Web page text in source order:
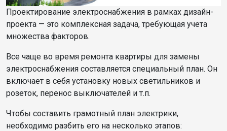
Проектирование электроснабжения в рамках дизайн-
проекта — это комплексная задача, требующая учета
множества факторов.
Все чаще во время ремонта квартиры для замены
электроснабжения составляется специальный план. Он
включает в себя установку новых светильников и
розеток, перенос выключателей и т.п.
Чтобы составить грамотный план электрики,
необходимо разбить его на несколько этапов: